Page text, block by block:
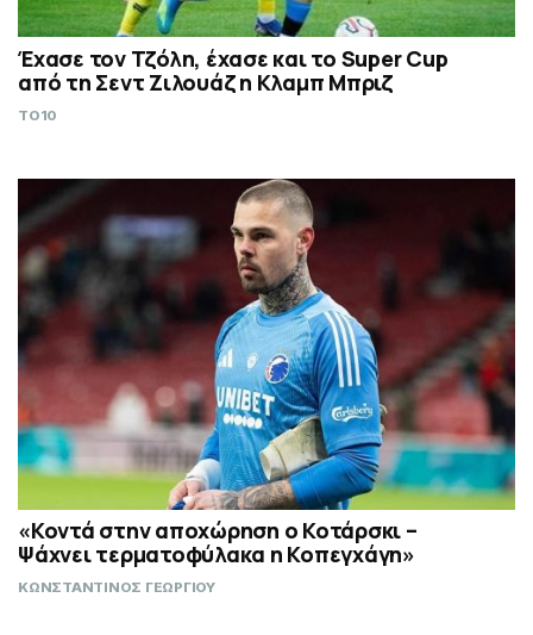
Έχασε τον Τζόλη, έχασε και το Super Cup
από τη Σεντ Ζιλουάζ η Κλαμπ Μπριζ
TO10
«Κοντά στην αποχώρηση ο Κοτάρσκι –
Ψάχνει τερματοφύλακα η Κοπεγχάγη»
ΚΩΝΣΤΑΝΤΙΝΟΣ ΓΕΩΡΓΙΟΥ